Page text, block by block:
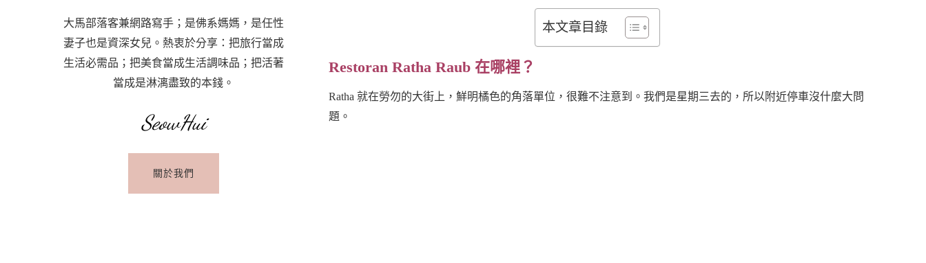
Restoran
Ratha
本文章目錄
Restoran Ratha Raub 在哪裡？
Ratha 就在勞勿的大街上，鮮明橘色的角落單位，很難不注意到。我們是星期三去的，所以附近停車沒什麼大問
題。
大馬部落客兼網路寫手；是佛系媽媽，是任性
妻子也是資深女兒。熱衷於分享：把旅行當成
生活必需品；把美食當成生活調味品；把活著
當成是淋漓盡致的本錢。
SeowHui
關於我們